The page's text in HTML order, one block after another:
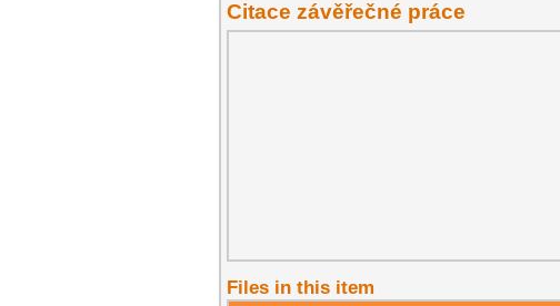
Citace závěřečné práce
Files in this item